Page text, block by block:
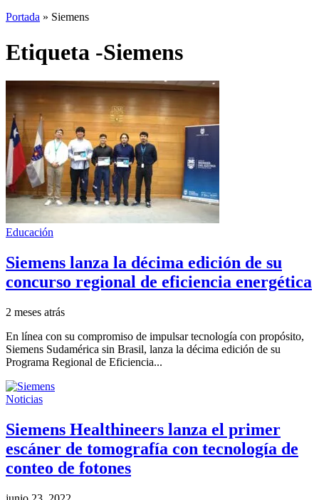
Portada » Siemens
Etiqueta -Siemens
Educación
Siemens lanza la décima edición de su
concurso regional de eficiencia energética
2 meses atrás
En línea con su compromiso de impulsar tecnología con propósito,
Siemens Sudamérica sin Brasil, lanza la décima edición de su
Programa Regional de Eficiencia...
Noticias
Siemens Healthineers lanza el primer
escáner de tomografía con tecnología de
conteo de fotones